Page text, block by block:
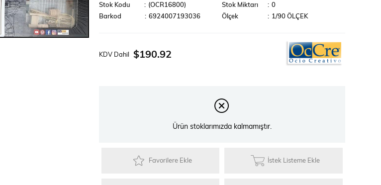
Faller Basic Series
Stok Kodu
(OCR16800) Stok Miktarı : 0
Barkod
: 6924007193036 Ölçek : 1/90 ÖLÇEK
KDV Dahil $190.92
Ürün stoklarımızda kalmamıştır.
Favorilere Ekle İstek Listeme Ekle